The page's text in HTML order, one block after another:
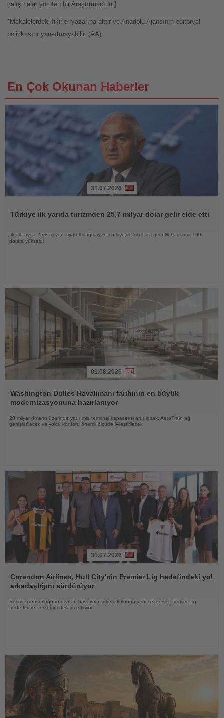
çalışmalar yürüten bir Araştırmacıdır.]
*Makalelerdeki fikirler yazarına aittir ve Anadolu Ajansının editoryal
politikasını yansıtmayabilir. (AA)
En Çok Okunan Haberler
31.07.2026
Türkiye ilk yarıda turizmden 25,7 milyar dolar gelir elde etti
İlk altı ayda 25,8 milyon ziyaretçi ağırlayan Türkiye’de kişi başı gecelik harcama 109
dolara yükseldi
Oku
01.08.2026
Washington Dulles Havalimanı tarihinin en büyük
modernizasyonuna hazırlanıyor
20 milyar doların üzerinde yatırımla terminal kapasitesi artırılacak, AeroTrain ağı
genişletilecek ve yolcu konforu önemli ölçüde iyileştirilecek
Oku
31.07.2026
Corendon Airlines, Hull City'nin Premier Lig hedefindeki yol
arkadaşlığını sürdürüyor
Resmi sponsorluğunu uzatan havayolu şirketi, kulübün yeni sezon ve Premier Lig
hedeflerine desteğini devam ettiriyor